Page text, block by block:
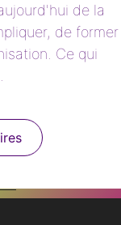
de la
de former
Ce qui